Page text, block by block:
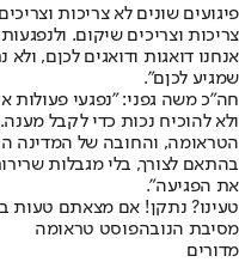
פיגועים שונים לא צריכות
צריכות וצריכים שיקום.
אנחנו דואגות ודואגים לכןם,
שמגיע לכןם״.
חה״כ משה גפני: ״נפגעי פעולות
ולא להוכיח נכות כדי לקבל
הטראומה, והחובה של המדינה
בהתאם לצורך, בלי מגבלות
את הפגיעה״.
טעינו? נתקן! אם מצאתם
מסיבת הנובהפוסט טראומה
מדורים